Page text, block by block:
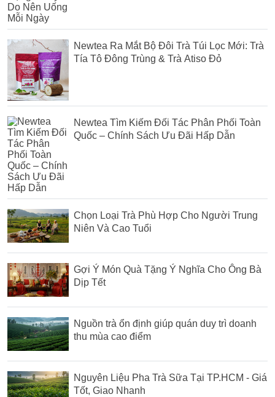
Newtea Ra Mắt Bộ Đôi Trà Túi Lọc Mới: Trà
Tía Tô Đông Trùng & Trà Atiso Đỏ
Newtea Tìm Kiếm Đối Tác Phân Phối Toàn
Quốc – Chính Sách Ưu Đãi Hấp Dẫn
Chọn Loại Trà Phù Hợp Cho Người Trung
Niên Và Cao Tuổi
Gợi Ý Món Quà Tặng Ý Nghĩa Cho Ông Bà
Dịp Tết
Nguồn trà ổn định giúp quán duy trì doanh
thu mùa cao điểm
Nguyên Liệu Pha Trà Sữa Tại TP.HCM - Giá
Tốt, Giao Nhanh